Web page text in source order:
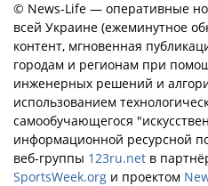
© News-Life — оперативные
всей Украине (ежеминутное
контент, мгновенная
городам и регионам при
инженерных решений и
использованием
самообучающегося
информационной ресурсной
веб-группы 123ru.net в
SportsWeek.org и проектом